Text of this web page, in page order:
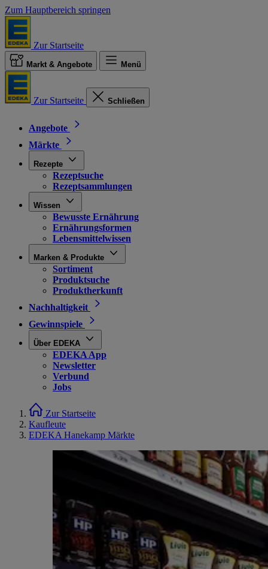
Zum Hauptbereich springen
Zur Startseite
Markt & Angebote Menü
Zur Startseite Schließen
Angebote
Märkte
Rezepte
Rezeptsuche
Rezeptsammlungen
Wissen
Bewusste Ernährung
Ernährungsformen
Lebensmittelwissen
Marken & Produkte
Sortiment
Produktsuche
Produktherkunft
Nachhaltigkeit
Gewinnspiele
Über EDEKA
EDEKA App
Newsletter
Verbund
Jobs
Zur Startseite
Kaufleute
EDEKA Hanekamp Märkte